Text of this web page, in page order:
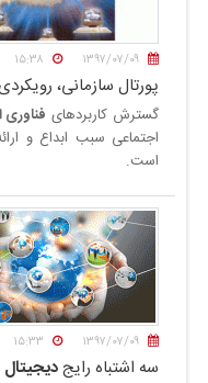
۱۳۹۷/۰۷/۰۹ ۱۵:۳۸
پورتال سازمانی،
گسترش کاربردهای فناوری
اجتماعی سبب ابداع و
است.
۱۳۹۷/۰۷/۰۹ ۱۵:۳۳
سه اشتباه رایج